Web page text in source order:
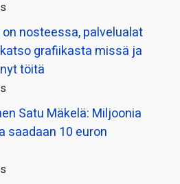
nosteessa, palvelualat
grafiikasta missä ja
töitä
Satu Mäkelä: Miljoonia
saadaan 10 euron